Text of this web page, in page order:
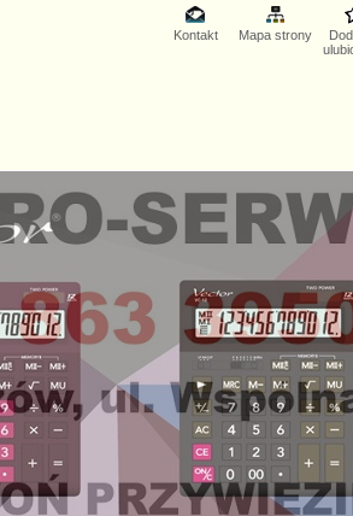
Kontakt Mapa strony